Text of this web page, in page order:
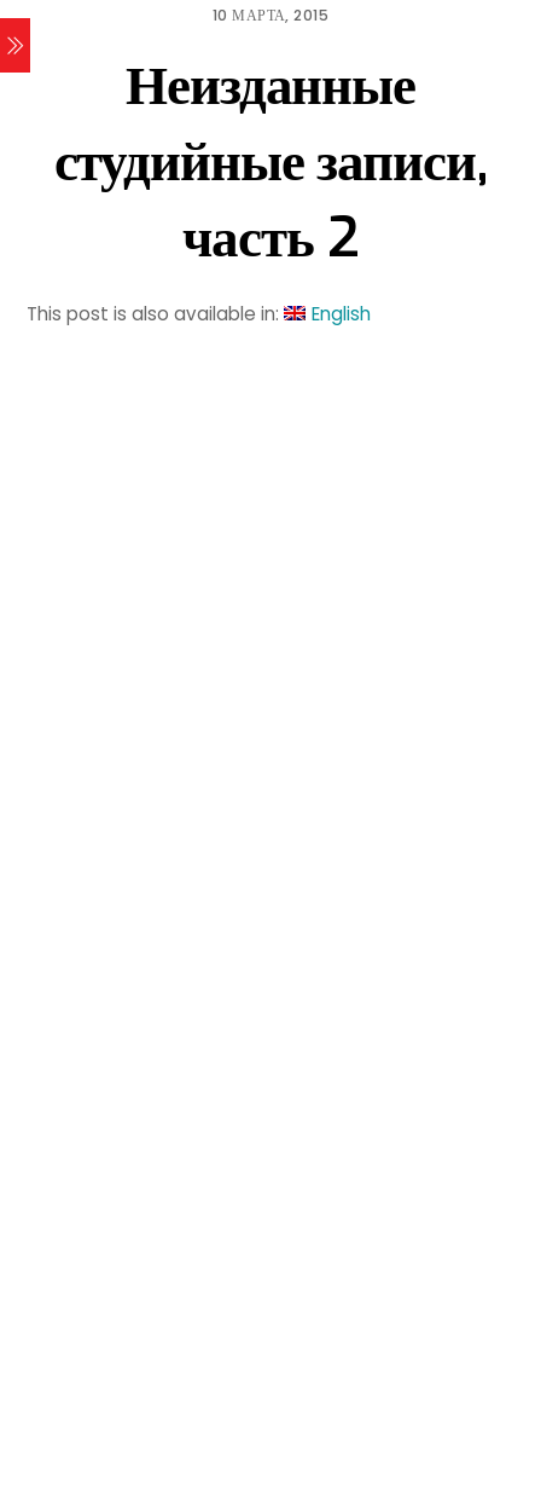
10 МАРТА, 2015
Неизданные
студийные записи,
часть 2
This post is also available in: English